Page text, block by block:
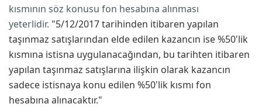
kısmının söz konusu fon hesabına alınması
yeterlidir. "5/12/2017 tarihinden itibaren yapılan
taşınmaz satışlarından elde edilen kazancın ise %50'lik
kısmına istisna uygulanacağından, bu tarihten itibaren
yapılan taşınmaz satışlarına ilişkin olarak kazancın
sadece istisnaya konu edilen %50'lik kısmı fon
hesabına alınacaktır."